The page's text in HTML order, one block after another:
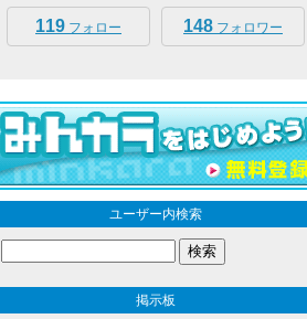
119 フォロー 148 フォロワー
ユーザー内検索
掲示板